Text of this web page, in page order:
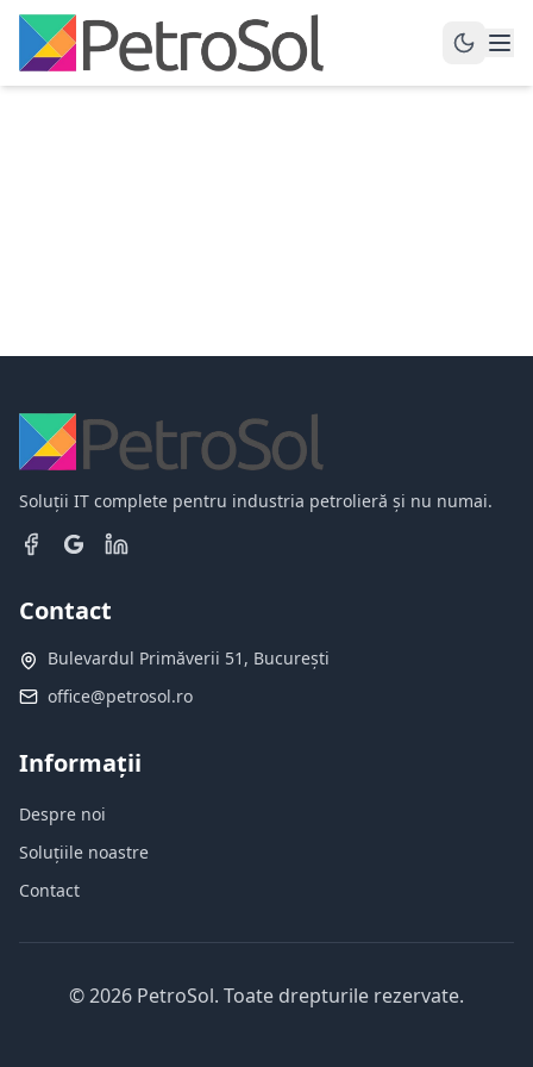
Soluții IT complete pentru industria petrolieră și nu numai.
Contact
Bulevardul Primăverii 51, București
office@petrosol.ro
Informații
Despre noi
Soluțiile noastre
Contact
©2026 PetroSol. Toate drepturile rezervate.